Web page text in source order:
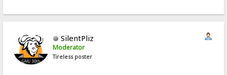
SilentPliz
Moderator
Tireless poster